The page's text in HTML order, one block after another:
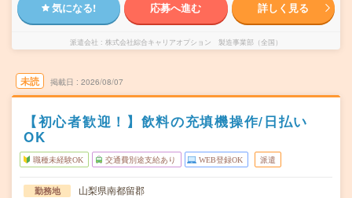
気になる! 応募へ進む 詳しく見る
派遣会社 株式会社綜合キャリアオプション 製造事業部（全国）
未読 掲載日 2026/08/07
【初心者歓迎！】飲料の充填機操作/日払い
OK
職種未経験OK 交通費別途支給あり WEB登録OK 派遣
勤務地 山梨県南都留郡